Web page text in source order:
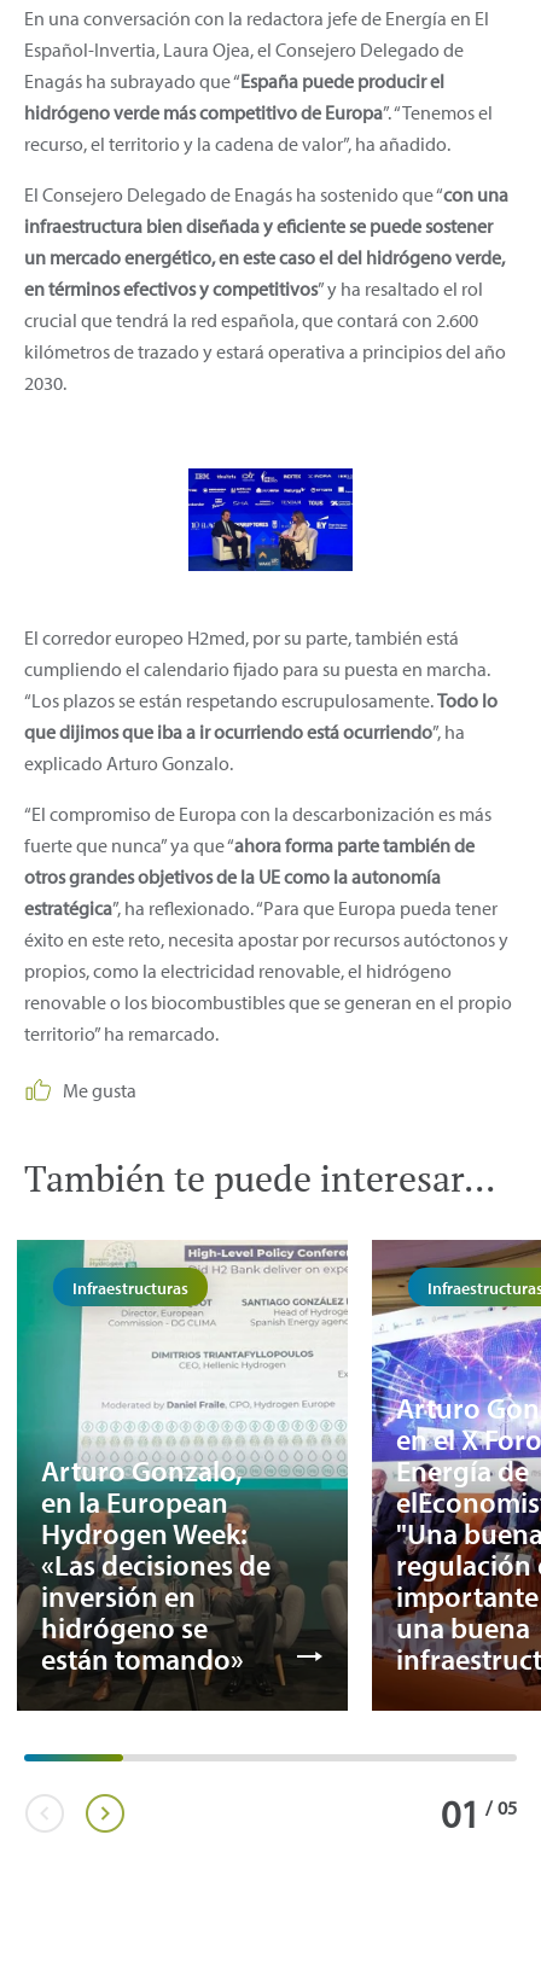
En una conversación con la redactora jefe de Energía en El
Español-Invertia, Laura Ojea, el Consejero Delegado de
Enagás ha subrayado que “España puede producir el
hidrógeno verde más competitivo de Europa”. “Tenemos el
recurso, el territorio y la cadena de valor”, ha añadido.
El Consejero Delegado de Enagás ha sostenido que “con una
infraestructura bien diseñada y eficiente se puede sostener
un mercado energético, en este caso el del hidrógeno verde,
en términos efectivos y competitivos” y ha resaltado el rol
crucial que tendrá la red española, que contará con 2.600
kilómetros de trazado y estará operativa a principios del año
2030.
El corredor europeo H2med, por su parte, también está
cumpliendo el calendario fijado para su puesta en marcha.
“Los plazos se están respetando escrupulosamente.Todo lo
que dijimos que iba a ir ocurriendo está ocurriendo”, ha
explicado Arturo Gonzalo.
“El compromiso de Europa con la descarbonización es más
fuerte que nunca” ya que “ahora forma parte también de
otros grandes objetivos de la UE como la autonomía
estratégica”, ha reflexionado. “Para que Europa pueda tener
éxito en este reto, necesita apostar por recursos autóctonos y
propios, como la electricidad renovable, el hidrógeno
renovable o los biocombustibles que se generan en el propio
territorio” ha remarcado.
Me gusta
También te puede interesar...
Infraestructuras
Arturo Gonzalo,
en la European
Hydrogen Week:
«Las decisiones de
inversión en
hidrógeno se
están tomando»
Arturo
en el X
Energía de
"Una
regulación
una buena
01 / 05